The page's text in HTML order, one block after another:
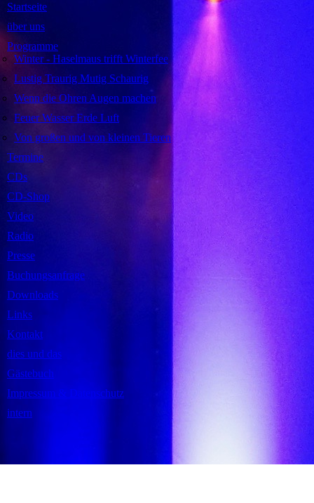
Startseite
über uns
Programme
Winter - Haselmaus trifft Winterfee
Lustig Traurig Mutig Schaurig
Wenn die Ohren Augen machen
Feuer Wasser Erde Luft
Von großen und von kleinen Tieren
Termine
CDs
CD-Shop
Video
Radio
Presse
Buchungsanfrage
Downloads
Links
Kontakt
dies und das
Gästebuch
Impressum & Datenschutz
intern